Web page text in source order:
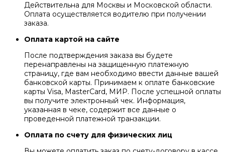
Действительна для Москвы и Московской области.
Оплата осуществляется водителю при получении
заказа.
Оплата картой на сайте
После подтверждения заказа вы будете
перенаправлены на защищенную платежную
страницу, где вам необходимо ввести данные вашей
банковской карты. Принимаем к оплате банковские
карты Visa, MasterCard, МИР. После успешной оплаты
вы получите электронный чек. Информация,
указанная в чеке, содержит все данные о
проведенной платежной транзакции.
Оплата по счету для физических лиц